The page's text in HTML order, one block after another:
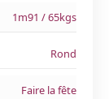
1m91 / 65kgs
Rond
Faire la fête